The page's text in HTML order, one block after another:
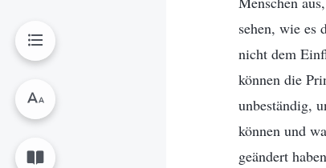
sehen, wie es
nicht dem
können die
unbeständig,
können und
geändert